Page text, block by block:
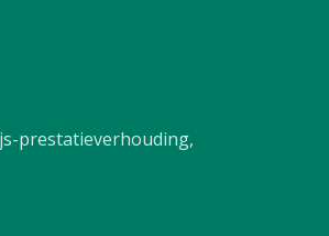
prestatieverhouding,